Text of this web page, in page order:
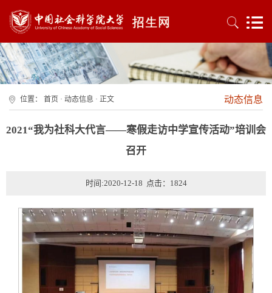
位置： 首页 · 动态信息 · 正文 动态信息
2021“我为社科大代言——寒假走访中学宣传活动”培训会
召开
时间:2020-12-18 点击： 1824